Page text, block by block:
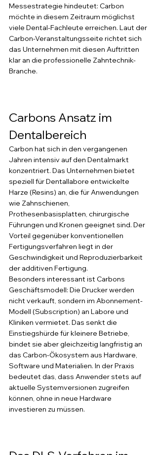
Messestrategie hindeutet: Carbon
möchte in diesem Zeitraum möglichst
viele Dental-Fachleute erreichen. Laut der
Carbon-Veranstaltungsseite richtet sich
das Unternehmen mit diesen Auftritten
klar an die professionelle Zahntechnik-
Branche.
Carbons Ansatz im
Dentalbereich
Carbon hat sich in den vergangenen
Jahren intensiv auf den Dentalmarkt
konzentriert. Das Unternehmen bietet
speziell für Dentallabore entwickelte
Harze (Resins) an, die für Anwendungen
wie Zahnschienen,
Prothesenbasisplatten, chirurgische
Führungen und Kronen geeignet sind. Der
Vorteil gegenüber konventionellen
Fertigungsverfahren liegt in der
Geschwindigkeit und Reproduzierbarkeit
der additiven Fertigung.
Besonders interessant ist Carbons
Geschäftsmodell: Die Drucker werden
nicht verkauft, sondern im Abonnement-
Modell (Subscription) an Labore und
Kliniken vermietet. Das senkt die
Einstiegshürde für kleinere Betriebe,
bindet sie aber gleichzeitig langfristig an
das Carbon-Ökosystem aus Hardware,
Software und Materialien. In der Praxis
bedeutet das, dass Anwender stets auf
aktuelle Systemversionen zugreifen
können, ohne in neue Hardware
investieren zu müssen.